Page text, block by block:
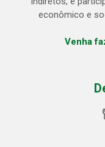
econômico e
Venha